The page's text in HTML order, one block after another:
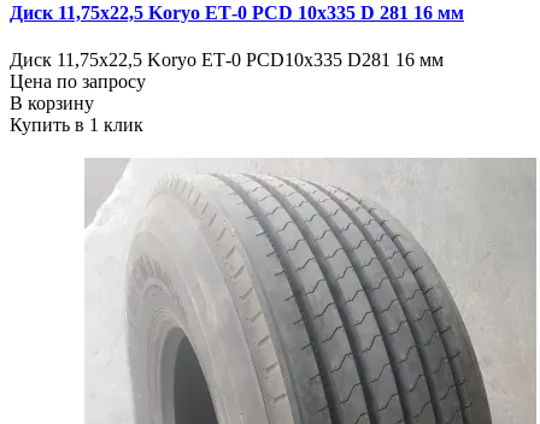
Диск 11,75х22,5 Koryo ЕТ-0 PCD 10х335 D 281 16 мм
Диск 11,75х22,5 Koryo ЕТ-0 PCD10х335 D281 16 мм
Цена по запросу
В корзину
Купить в 1 клик